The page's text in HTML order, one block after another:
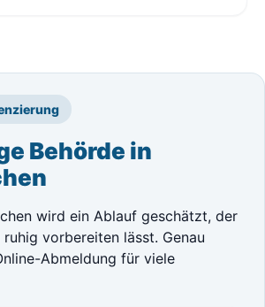
Behörde in
wird ein Ablauf geschätzt, der
vorbereiten lässt. Genau
Abmeldung für viele